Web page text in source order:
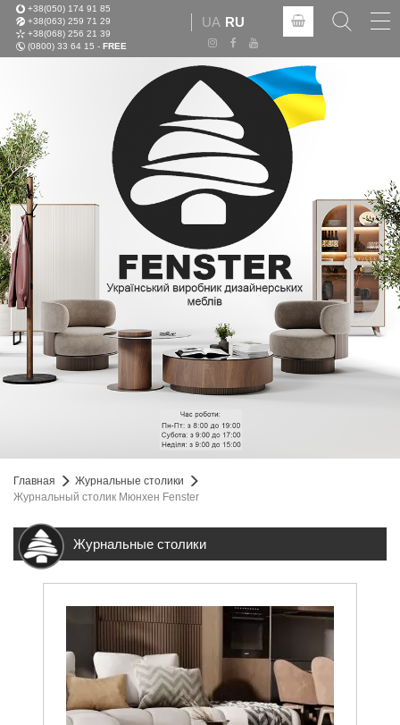
+38(050) 174 91 85
+38(063) 259 71 29
+38(068) 256 21 39
(0800) 33 64 15 - FREE
UA RU
Главная
Журнальные столики
Журнальный столик Мюнхен Fenster
Журнальные столики